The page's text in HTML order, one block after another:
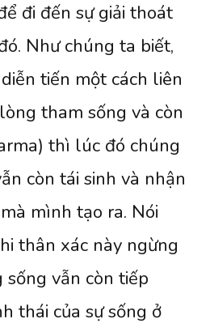
đi đến sự giải thoát
Như chúng ta biết,
tiến một cách liên
tham sống và còn
thì lúc đó chúng
còn tái sinh và nhận
mà mình tạo ra. Nói
thân xác này ngừng
sống vẫn còn tiếp
thái của sự sống ở